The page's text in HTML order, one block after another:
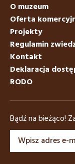
O muzeum
Oferta
Projekty
Regulamin
Kontakt
Deklaracja
RODO
Bądź na bieżąco!